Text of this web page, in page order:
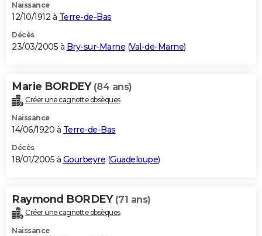
Naissance
12/10/1912 à Terre-de-Bas
Décès
23/03/2005 à Bry-sur-Marne (Val-de-Marne)
Marie BORDEY (84 ans)
Créer une cagnotte obsèques
Naissance
14/06/1920 à Terre-de-Bas
Décès
18/01/2005 à Gourbeyre (Guadeloupe)
Raymond BORDEY (71 ans)
Créer une cagnotte obsèques
Naissance